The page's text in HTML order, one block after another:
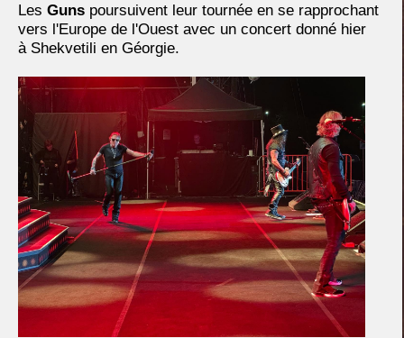
Les Guns poursuivent leur tournée en se rapprochant
vers l'Europe de l'Ouest avec un concert donné hier
à Shekvetili en Géorgie.